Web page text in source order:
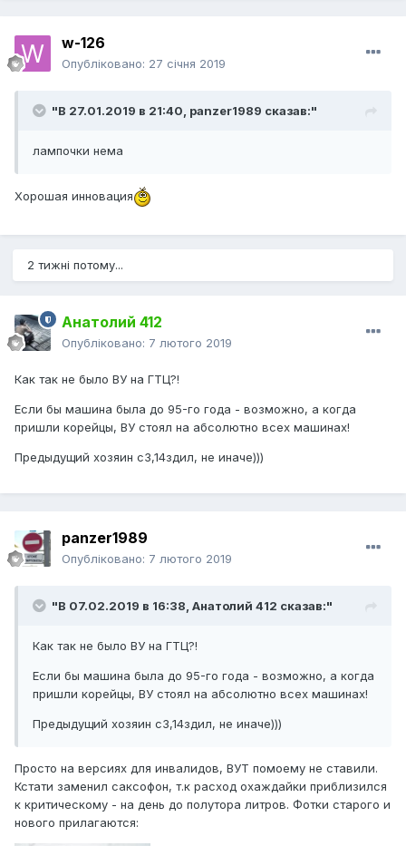
w-126
Опубліковано: 27 січня 2019
"В 27.01.2019 в 21:40, panzer1989 сказав:"
лампочки нема
Хорошая инновация
2 тижні потому...
Анатолий 412
Опубліковано: 7 лютого 2019
Как так не было ВУ на ГТЦ?!
Если бы машина была до 95-го года - возможно, а когда
пришли корейцы, ВУ стоял на абсолютно всех машинах!
Предыдущий хозяин с3,14здил, не иначе)))
panzer1989
Опубліковано: 7 лютого 2019
"В 07.02.2019 в 16:38, Анатолий 412 сказав:"
Как так не было ВУ на ГТЦ?!
Если бы машина была до 95-го года - возможно, а когда
пришли корейцы, ВУ стоял на абсолютно всех машинах!
Предыдущий хозяин с3,14здил, не иначе)))
Просто на версиях для инвалидов, ВУТ помоему не ставили.
Кстати заменил саксофон, т.к расход охаждайки приблизился
к критическому - на день до полутора литров. Фотки старого и
нового прилагаются: